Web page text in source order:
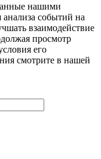
нашими
событий на
взаимодействие
просмотр
его
смотрите в нашей